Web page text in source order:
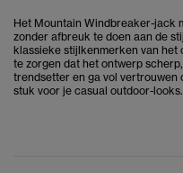
Het Mountain Windbreaker-jack
zonder afbreuk te doen aan de
klassieke stijlkenmerken van het
te zorgen dat het ontwerp
trendsetter en ga vol vertrouwen
stuk voor je casual outdoor-looks.